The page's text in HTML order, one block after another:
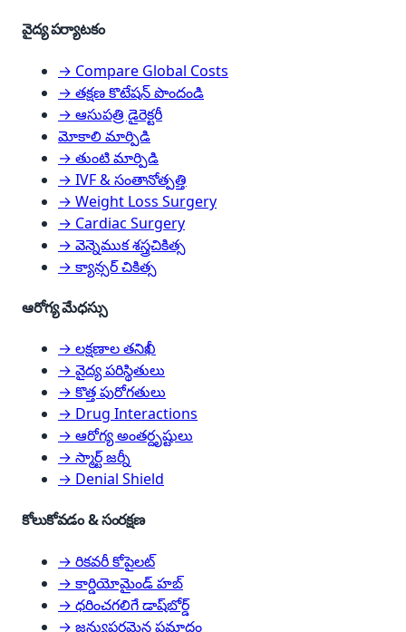
వైద్య పర్యాటకం
→ Compare Global Costs
→ తక్షణ కొటేషన్ పొందండి
→ ఆసుపత్రి డైరెక్టరీ
మోకాలి మార్పిడి
→ తుంటి మార్పిడి
→ IVF & సంతానోత్పత్తి
→ Weight Loss Surgery
→ Cardiac Surgery
→ వెన్నెముక శస్త్రచికిత్స
→ క్యాన్సర్ చికిత్స
ఆరోగ్య మేధస్సు
→ లక్షణాల తనిఖీ
→ వైద్య పరిస్థితులు
→ కొత్త పురోగతులు
→ Drug Interactions
→ ఆరోగ్య అంతర్దృష్టులు
→ స్మార్ట్ జర్నీ
→ Denial Shield
కోలుకోవడం & సంరక్షణ
→ రికవరీ కోపైలట్
→ కార్డియోమైండ్ హబ్
→ ధరించగలిగే డాష్‌బోర్డ్
→ జన్యుపరమైన ప్రమాదం